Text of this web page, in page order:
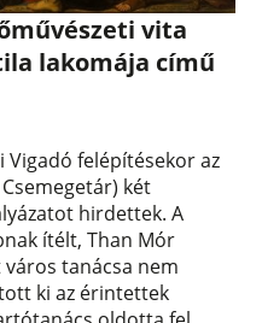
vita
lakomája című
Vigadó felépítésekor az
két
hirdettek. A
ítélt, Than Mór
tanácsa nem
ki az érintettek